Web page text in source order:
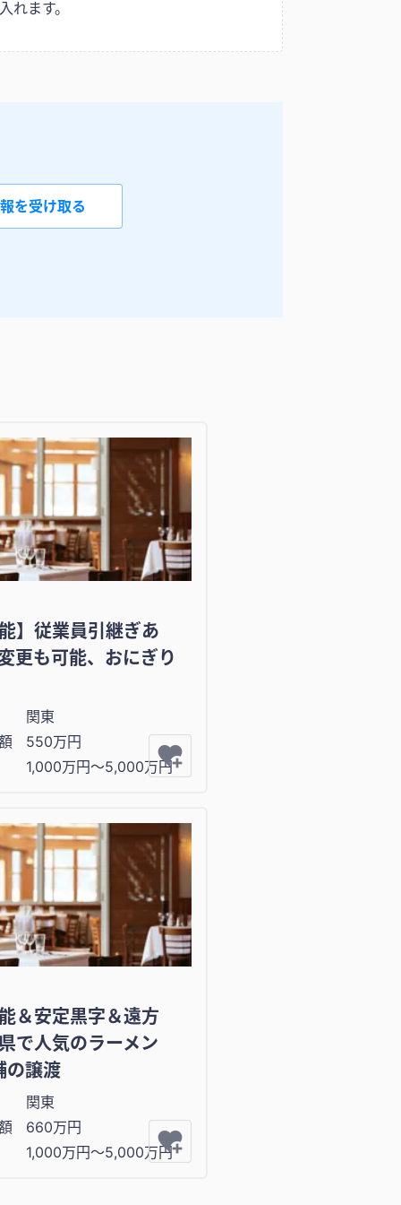
ます。
を受け取る
】従業員引継ぎあ
更も可能、おにぎり
関東
550万円
1,000万円〜5,000万円
＆安定黒字＆遠方
で人気のラーメン
の譲渡
関東
660万円
1,000万円〜5,000万円